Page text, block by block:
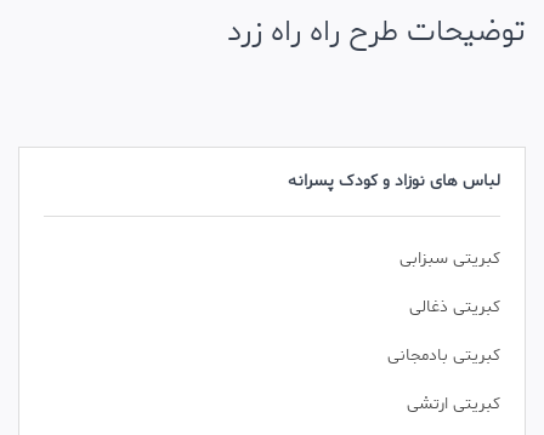
لباس های نوزاد و کودک پسرانه
کبریتی سبزابی
کبریتی ذغالی
کبریتی بادمجانی
کبریتی ارتشی
توضیحات طرح راه راه زرد